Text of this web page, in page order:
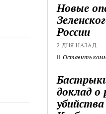
Новые
России
2 ДНЯ НАЗАД
Оставить
доклад о